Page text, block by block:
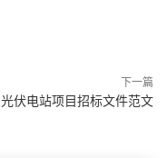
下一篇
光伏电站项目招标文件范文